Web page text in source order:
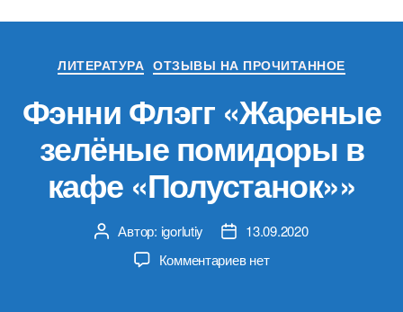
Рубрики
ЛИТЕРАТУРА ОТЗЫВЫ НА ПРОЧИТАННОЕ
Фэнни Флэгг «Жареные
зелёные помидоры в
кафе «Полустанок»»
Автор
записи
Автор: igorlutiy
Дата13.09.2020
Комментариевк
нет